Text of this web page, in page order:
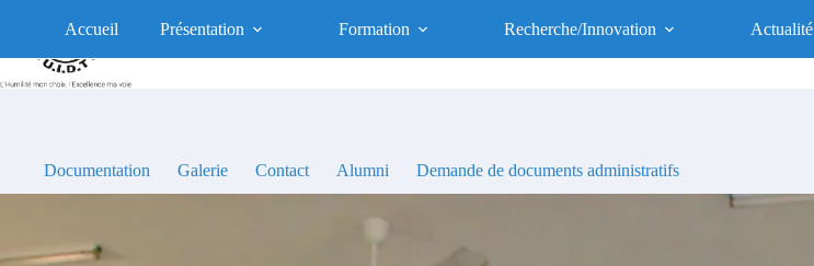
UFR des Sciences de la Santé
UFR d'Excellence, Socialement Responsable
Accueil Présentation Formation Recherche/Innovation Actualité
Documentation Galerie Contact Alumni Demande de documents administratifs